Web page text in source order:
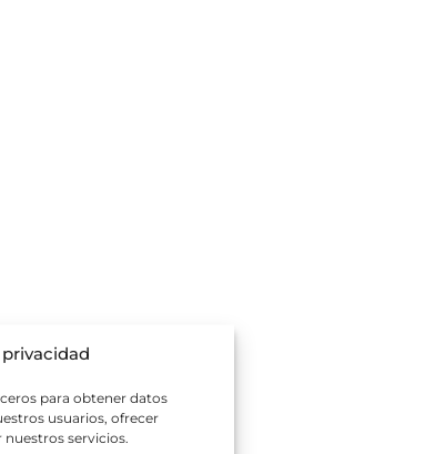
para obtener datos
usuarios, ofrecer
servicios.